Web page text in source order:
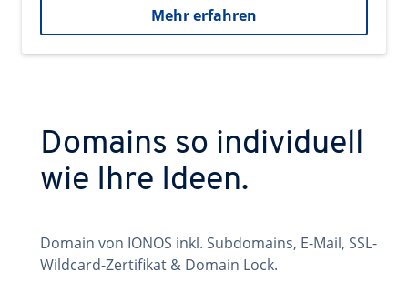
Mehr erfahren
Domains so individuell
wie Ihre Ideen.
Domain von IONOS inkl. Subdomains, E-Mail, SSL-
Wildcard-Zertifikat & Domain Lock.